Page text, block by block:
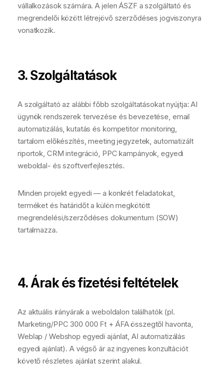
vállalkozások számára. A jelen ÁSZF a szolgáltató és
megrendelői között létrejövő szerződéses jogviszonyra
vonatkozik.
3. Szolgáltatások
A szolgáltató az alábbi főbb szolgáltatásokat nyújtja: AI
ügynök rendszerek tervezése és bevezetése, email
automatizálás, kutatás és kompetitor monitoring,
tartalom előkészítés, meeting jegyzetek, automatizált
riportok, CRM integráció, PPC kampányok, egyedi
weboldal- és szoftverfejlesztés.
Minden projekt egyedi — a konkrét feladatokat,
terméket és határidőt a külön megkötött
megrendelési/szerződéses dokumentum (SOW)
tartalmazza.
4. Árak és fizetési feltételek
Az aktuális irányárak a weboldalon találhatók (pl.
Marketing/PPC 300 000 Ft + ÁFA összegtől havonta,
Weblap / Webshop egyedi ajánlat, AI automatizálás
egyedi ajánlat). A végső ár az ingyenes konzultációt
követő részletes ajánlat szerint alakul.